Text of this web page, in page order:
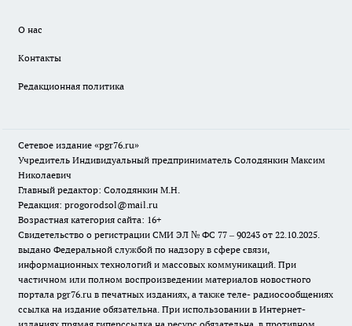
О нас
Контакты
Редакционная политика
Сетевое издание «pgr76.ru»
Учредитель Индивидуальный предприниматель Солодянкин Максим
Николаевич
Главный редактор: Солодянкин М.Н.
Редакция: progorodsol@mail.ru
Возрастная категория сайта: 16+
Свидетельство о регистрации СМИ ЭЛ № ФС 77 – 90243 от 22.10.2025.
выдано Федеральной службой по надзору в сфере связи,
информационных технологий и массовых коммуникаций. При
частичном или полном воспроизведении материалов новостного
портала pgr76.ru в печатных изданиях, а также теле- радиосообщениях
ссылка на издание обязательна. При использовании в Интернет-